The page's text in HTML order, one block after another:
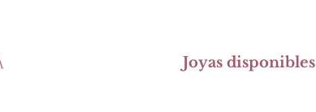
Joyas disponibles